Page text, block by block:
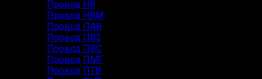
Провод НВ
Провод НВМ
Провод ПАВ
Провод ПВ3
Провод ПВС
Провод ПМГ
Провод ПТВ